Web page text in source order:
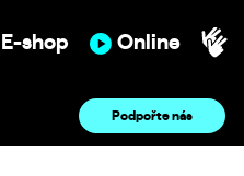
E-shop Online
Podpořte nás